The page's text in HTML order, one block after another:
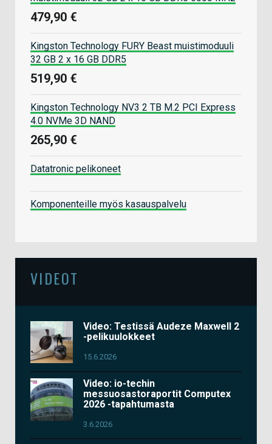
479,90 €
Kingston Technology FURY Beast muistimoduuli
32 GB 2 x 16 GB DDR5
519,90 €
Kingston Technology NV3 2 TB M.2 PCI Express
4.0 NVMe 3D NAND
265,90 €
Datatronic pelikoneet
Komponenteille myös kasauspalvelu
VIDEOT
Video: Testissä Audeze Maxwell 2
-pelikuulokkeet
15.6.2026
Video: io-techin
messuosastoraportit Computex
2026 -tapahtumasta
3.6.2026